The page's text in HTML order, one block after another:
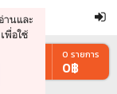
านและ
เพื่อใช้
0 รายการ
0฿